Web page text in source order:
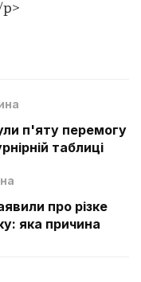
п'яту перемогу
таблиці
про різке
яка причина